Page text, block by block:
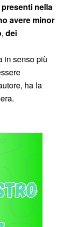
nella
avere minor
, dei
in senso più
ha la